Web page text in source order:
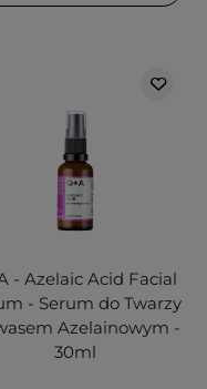
- Azelaic Acid Facial
- Serum do Twarzy
Azelainowym -
30ml